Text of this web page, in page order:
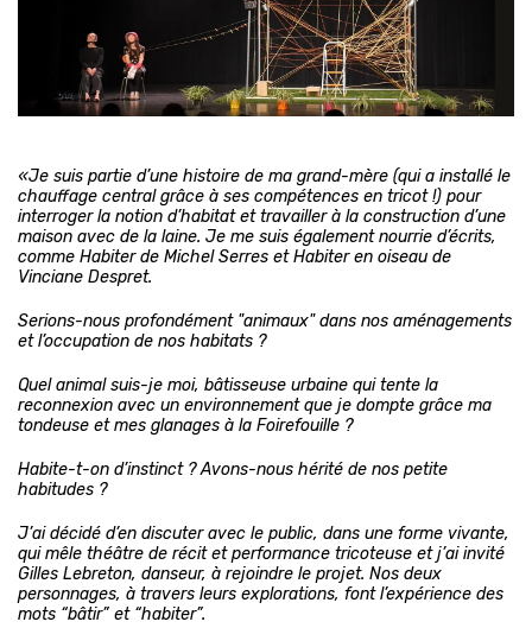
«Je suis partie d’une histoire de ma grand-mère (qui a installé le
chauffage central grâce à ses compétences en tricot !) pour
interroger la notion d’habitat et travailler à la construction d’une
maison avec de la laine. Je me suis également nourrie d’écrits,
comme Habiter de Michel Serres et Habiter en oiseau de
Vinciane Despret.
Serions-nous profondément "animaux" dans nos aménagements
et l’occupation de nos habitats ?
Quel animal suis-je moi, bâtisseuse urbaine qui tente la
reconnexion avec un environnement que je dompte grâce ma
tondeuse et mes glanages à la Foirefouille ?
Habite-t-on d’instinct ? Avons-nous hérité de nos petite
habitudes ?
J’ai décidé d’en discuter avec le public, dans une forme vivante,
qui mêle théâtre de récit et performance tricoteuse et j’ai invité
Gilles Lebreton, danseur, à rejoindre le projet. Nos deux
personnages, à travers leurs explorations, font l’expérience des
mots “bâtir” et “habiter”.